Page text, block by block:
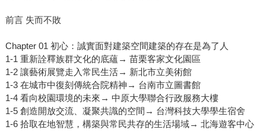
前言 失而不敗
Chapter 01 初心：誠實面對建築空間建築的存在是為了人
1-1 重新詮釋族群文化的底蘊→ 苗栗客家文化園區
1-2 讓藝術展覽走入常民生活→ 新北市立美術館
1-3 在城市中復刻傳統合院精神→ 台南市立圖書館
1-4 看向校園環境的未來→ 中原大學聯合行政服務大樓
1-5 創造開放交流、凝聚共識的空間→ 台灣科技大學學生宿舍
1-6 拾取在地智慧，構築與常民共存的生活場域→ 北海遊客中心